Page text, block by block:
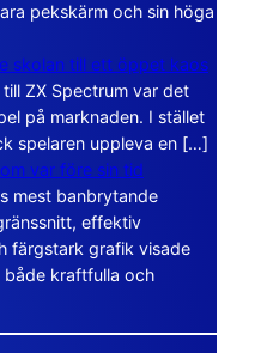
pekskärm och sin höga
skolan till ett öppet kaos
ZX Spectrum var det
på marknaden. I stället
spelaren uppleva en […]
var före sin tid
mest banbrytande
effektiv
färgstark grafik visade
kraftfulla och